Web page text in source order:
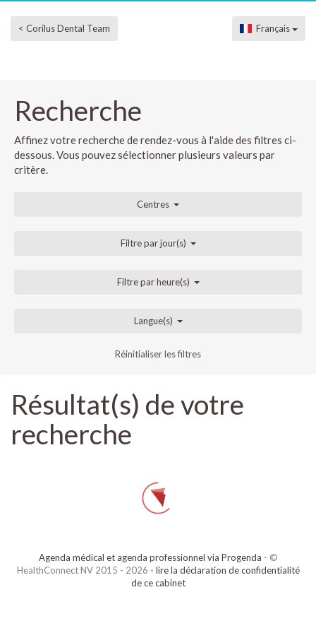
< Corilus Dental Team Français
Recherche
Affinez votre recherche de rendez-vous à l'aide des filtres ci-
dessous. Vous pouvez sélectionner plusieurs valeurs par
critère.
Centres
Filtre par jour(s)
Filtre par heure(s)
Langue(s)
Réinitialiser les filtres
Résultat(s) de votre
recherche
Agenda médical et agenda professionnel via Progenda - ©
HealthConnect NV 2015 - 2026 - lire la déclaration de confidentialité
de ce cabinet